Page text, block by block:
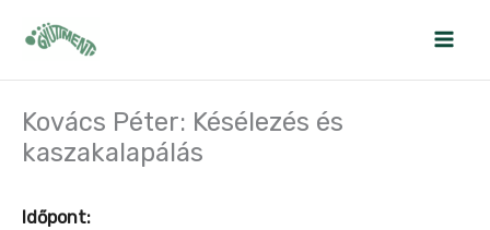
Kovács Péter: Késélezés és
kaszakalapálás
Időpont: